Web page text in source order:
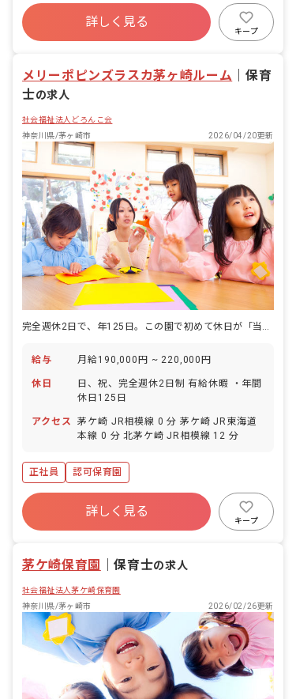
詳しく見る
キープ
メリーポピンズラスカ茅ヶ崎ルーム
保育
士の求人
社会福祉法人どろんこ会
神奈川県/茅ヶ崎市
2026/04/20更新
完全週休2日で、年125日。この園で初めて休日が「当たり前」になる。
給与 月給190,000円 ~ 220,000円
休日
日、祝、完全週休2日制 有給休暇 ・年間
休日125日
アクセス
茅ケ崎 JR相模線 0 分 茅ケ崎 JR東海道
本線 0 分 北茅ケ崎 JR相模線 12 分
正社員 認可保育園
詳しく見る
キープ
茅ケ崎保育園 ｜保育士の求人
社会福祉法人茅ケ崎保育園
神奈川県/茅ヶ崎市
2026/02/26更新